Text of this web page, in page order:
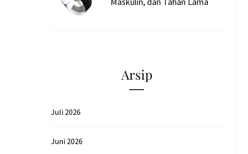
Arsip
Juli 2026
Juni 2026